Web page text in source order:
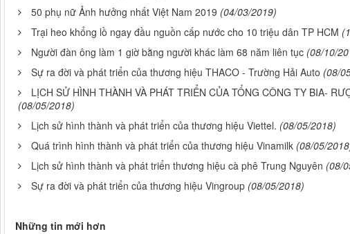
50 phụ nữ Ảnh hưởng nhất Việt Nam 2019 (04/03/2019)
Trại heo khổng lồ ngay đầu nguồn cấp nước cho 10 triệu dân TP HCM
Người đàn ông làm 1 giờ bằng người khác làm 68 năm liên tục (08/10/
Sự ra đời và phát triển của thương hiệu THACO - Trường Hải Auto (08/
LỊCH SỬ HÌNH THÀNH VÀ PHÁT TRIỂN CỦA TỔNG CÔNG TY BIA-
(08/05/2018)
Lịch sử hình thành và phát triển của thương hiệu Viettel. (08/05/2018)
Quá trình hình thành và phát triển của thương hiệu Vinamilk (08/05/
Lịch sử hình thành và phát triển thương hiệu cà phê Trung Nguyên (08/
Sự ra đời và phát triển của thương hiệu Vingroup (08/05/2018)
Những tin mới hơn